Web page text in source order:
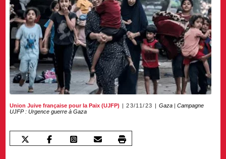
Union Juive française pour la Paix (UJFP) 23/11/23 Gaza |Campagne
UJFP : Urgence guerre à Gaza